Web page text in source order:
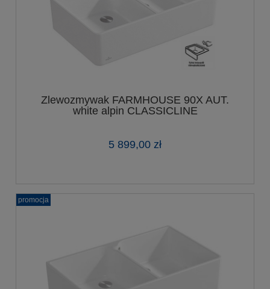
Zlewozmywak FARMHOUSE 90X AUT.
white alpin CLASSICLINE
5 899,00 zł
promocja